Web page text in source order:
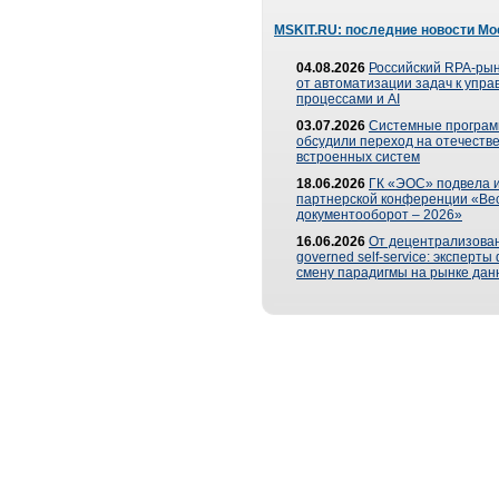
MSKIT.RU: последние новости
04.08.2026 Российский RPA-
от автоматизации задач к
процессами и AI
03.07.2026 Системные
обсудили переход на
встроенных систем
18.06.2026 ГК «ЭОС» подвела
партнерской конференции
документооборот – 2026»
16.06.2026 От
governed self-service: эксперты
смену парадигмы на рынке